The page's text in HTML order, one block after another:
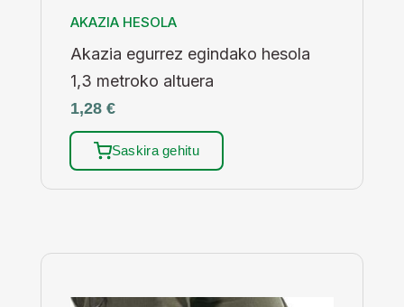
AKAZIA HESOLA
Akazia egurrez egindako hesola
1,3 metroko altuera
1,28 €
Saskira gehitu